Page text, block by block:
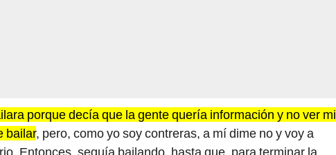
porque decía que la gente quería información y no ver mi
bailar, pero, como yo soy contreras, a mí dime no y voy a
Entonces, seguía bailando, hasta que, para terminar la